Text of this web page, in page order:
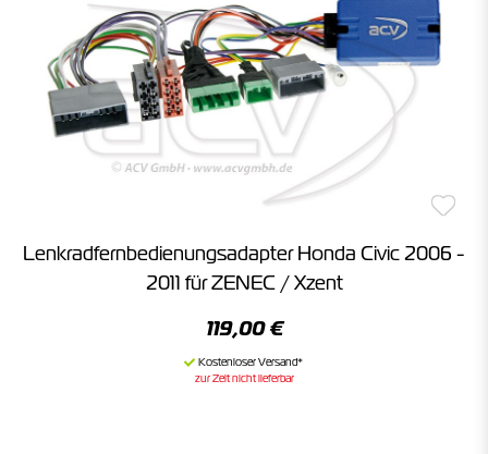
Lenkradfernbedienungsadapter Honda Civic 2006 -
2011 für ZENEC / Xzent
119,00 €
zur Zeit nicht lieferbar